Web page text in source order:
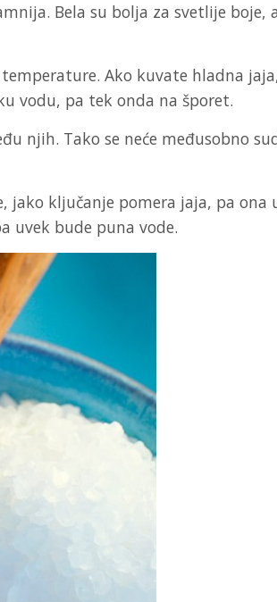
Bela su bolja za svetlije boje,
Ako kuvate hladna
vodu, pa tek onda na šporet.
njih. Tako se neće međusobno
jako ključanje pomera jaja, pa ona
uvek bude puna vode.